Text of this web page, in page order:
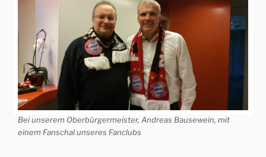
Bei unserem Oberbürgermeister, Andreas Bausewein, mit
einem Fanschal unseres Fanclubs